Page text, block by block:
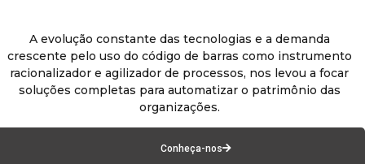
A evolução constante das tecnologias e a demanda
crescente pelo uso do código de barras como instrumento
racionalizador e agilizador de processos, nos levou a focar
soluções completas para automatizar o patrimônio das
organizações.
Conheça-nos